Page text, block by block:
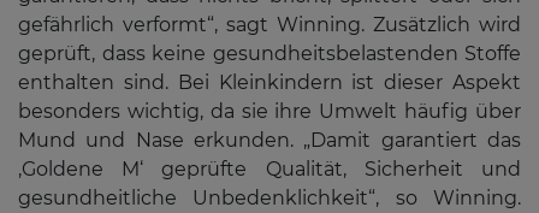
gefährlich verformt“, sagt Winning. Zusätzlich wird
geprüft, dass keine gesundheitsbelastenden Stoffe
enthalten sind. Bei Kleinkindern ist dieser Aspekt
besonders wichtig, da sie ihre Umwelt häufig über
Mund und Nase erkunden. „Damit garantiert das
‚Goldene M‘ geprüfte Qualität, Sicherheit und
gesundheitliche Unbedenklichkeit“, so Winning.